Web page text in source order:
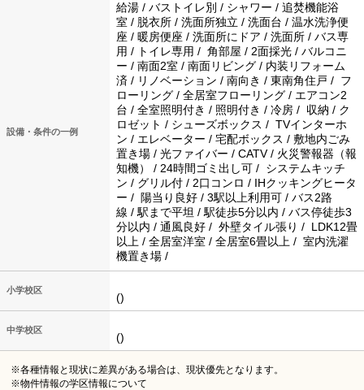
設備・条件の一例
給湯 / バストイレ別 / シャワー / 追焚機能浴
室 / 脱衣所 / 洗面所独立 / 洗面台 / 温水洗浄便
座 / 暖房便座 / 洗面所にドア / 洗面所 / バス専
用 / トイレ専用 / 角部屋 / 2面採光 / バルコニ
ー / 南面2室 / 南面リビング / 内装リフォーム
済 / リノベーション / 南向き / 東南角住戸 / フ
ローリング / 全居室フローリング / エアコン2
台 / 全室照明付き / 照明付き / 冷房 / 収納 / ク
ロゼット / シューズボックス / TVインターホ
ン / エレベーター / 宅配ボックス / 敷地内ごみ
置き場 / 光ファイバー / CATV / 火災警報器（報
知機） / 24時間ゴミ出し可 / システムキッチ
ン / グリル付 / 2口コンロ / IHクッキングヒータ
ー / 陽当り良好 / 3駅以上利用可 / バス2路
線 / 駅まで平坦 / 駅徒歩5分以内 / バス停徒歩3
分以内 / 通風良好 / 外壁タイル張り / LDK12畳
以上 / 全居室洋室 / 全居室6畳以上 / 室内洗濯
機置き場 /
小学校区
()
中学校区
()
※各種情報と現状に差異がある場合は、現状優先となります。
※物件情報の学区情報について